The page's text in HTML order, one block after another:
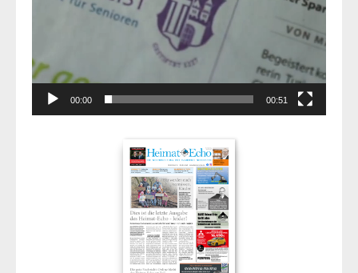
00:00 00:51